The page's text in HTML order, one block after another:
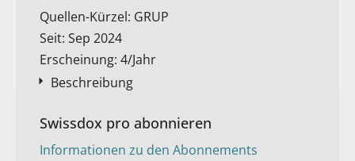
Quellen-Kürzel: GRUP
Seit: Sep 2024
Erscheinung: 4/Jahr
Beschreibung
Swissdox pro abonnieren
Informationen zu den Abonnements